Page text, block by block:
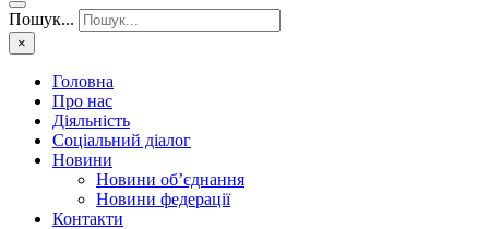
Пошук...
×
Головна
Про нас
Діяльність
Соціальний діалог
Новини
Новини об’єднання
Новини федерації
Контакти